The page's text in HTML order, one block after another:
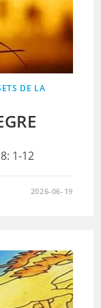
DE LA
1-12
2026-06-19